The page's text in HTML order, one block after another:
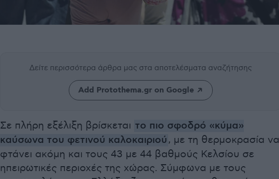
Δείτε περισσότερα άρθρα μας στα αποτελέσματα αναζήτησης
Add Protothema.gr on Google
Σε πλήρη εξέλιξη βρίσκεται το πιο σφοδρό «κύμα»
καύσωνα του φετινού καλοκαιριού, με τη θερμοκρασία να
φτάνει ακόμη και τους 43 με 44 βαθμούς Κελσίου σε
ηπειρωτικές περιοχές της χώρας. Σύμφωνα με τους